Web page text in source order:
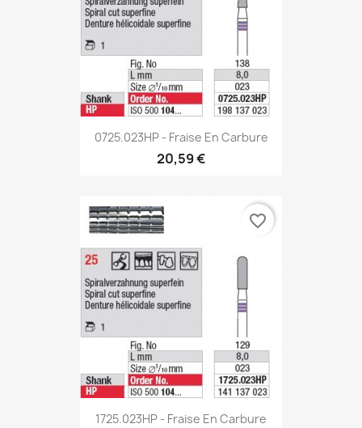
0725.023HP - Fraise En Carbure
20,59 €
1725.023HP - Fraise En Carbure
favorite_border